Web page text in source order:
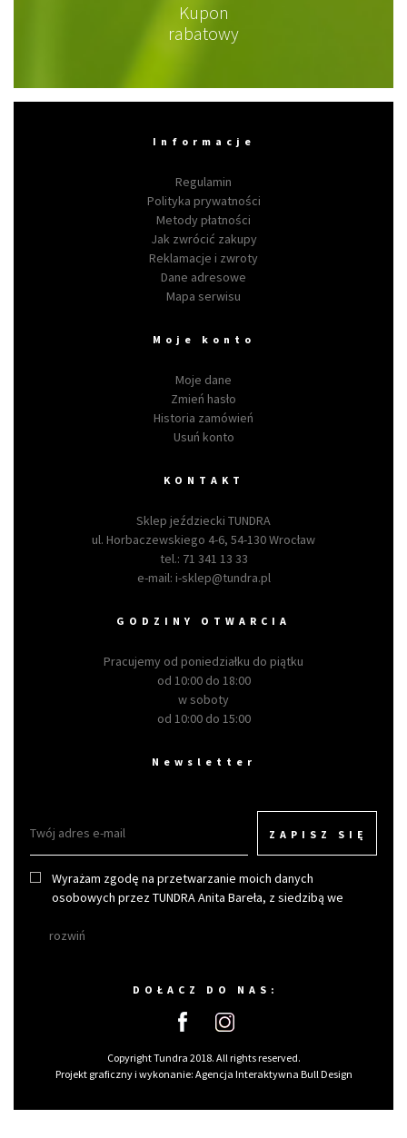
Kupon
rabatowy
Informacje
Regulamin
Polityka prywatności
Metody płatności
Jak zwrócić zakupy
Reklamacje i zwroty
Dane adresowe
Mapa serwisu
Moje konto
Moje dane
Zmień hasło
Historia zamówień
Usuń konto
KONTAKT
Sklep jeździecki TUNDRA
ul. Horbaczewskiego 4-6, 54-130 Wrocław
tel.: 71 341 13 33
e-mail: i-sklep@tundra.pl
GODZINY OTWARCIA
Pracujemy od poniedziałku do piątku
od 10:00 do 18:00
w soboty
od 10:00 do 15:00
Newsletter
ZAPISZ SIĘ
Wyrażam zgodę na przetwarzanie moich danych
osobowych przez TUNDRA Anita Bareła, z siedzibą we
rozwiń
DOŁACZ DO NAS:
Copyright Tundra 2018. All rights reserved.
Projekt graficzny i wykonanie: Agencja Interaktywna Bull Design